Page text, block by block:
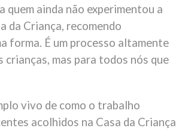
quem ainda não experimentou a
da Criança, recomendo
forma. É um processo altamente
mas para todos nós que
vivo de como o trabalho
acolhidos na Casa da Criança